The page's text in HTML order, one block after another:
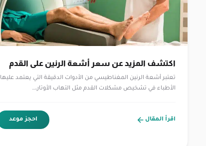
اكتشف المزيد عن سعر أشعة الرنين على القدم
تعتبر أشعة الرنين المغناطيسي من الأدوات الدقيقة التي يعتمد عليها
الأطباء في تشخيص مشكلات القدم مثل التهاب الأوتار،…
اقرأ المقال احجز موعد